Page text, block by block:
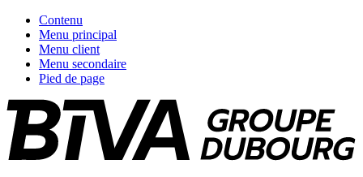
Contenu
Menu principal
Menu client
Menu secondaire
Pied de page